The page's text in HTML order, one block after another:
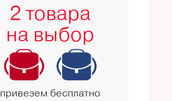
2 товара
на выбор
привезем бесплатно